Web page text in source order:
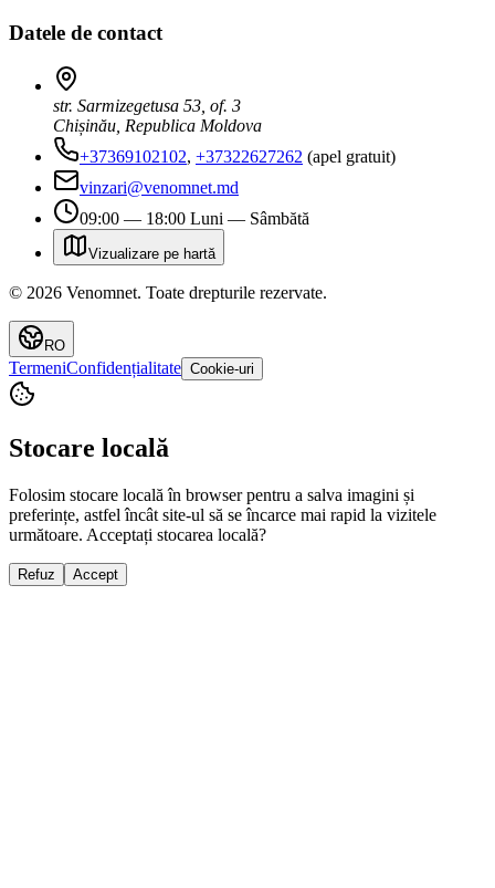
Datele de contact
str. Sarmizegetusa 53, of. 3
Chișinău, Republica Moldova
+37369102102, +37322627262 (apel gratuit)
vinzari@venomnet.md
09:00 — 18:00 Luni — Sâmbătă
Vizualizare pe hartă
© 2026 Venomnet. Toate drepturile rezervate.
RO
TermeniConfidențialitate Cookie-uri
Stocare locală
Folosim stocare locală în browser pentru a salva imagini și
preferințe, astfel încât site-ul să se încarce mai rapid la vizitele
următoare. Acceptați stocarea locală?
Refuz Accept